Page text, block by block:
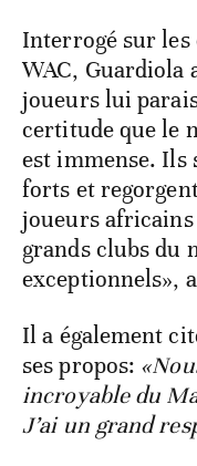
Interrogé sur les
WAC, Guardiola
joueurs lui
certitude que le
est immense. Ils
forts et
joueurs africains
grands clubs du
exceptionnels»,
Il a également
ses propos:
incroyable du
J’ai un grand